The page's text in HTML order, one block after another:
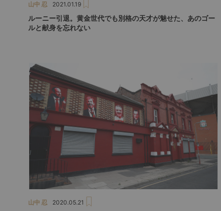
山中 忍 2021.01.19
ルーニー引退。黄金世代でも別格の天才が魅せた、あのゴー
ルと献身を忘れない
山中 忍 2020.05.21